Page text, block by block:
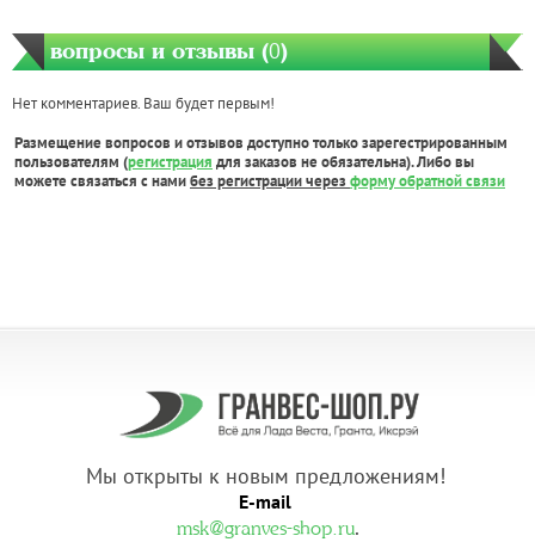
вопросы и отзывы (0)
Нет комментариев. Ваш будет первым!
Размещение вопросов и отзывов доступно только зарегестрированным
пользователям (регистрация для заказов не обязательна). Либо вы
можете связаться с намибез регистрации через форму обратной связи
Мы открыты к новым предложениям!
E-mail
msk@granves-shop.ru.